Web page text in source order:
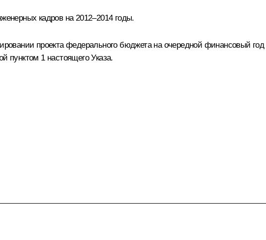
кадров на 2012–2014 годы.
проекта федерального бюджета на очередной финансовый
пунктом 1 настоящего Указа.